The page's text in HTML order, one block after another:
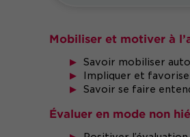
Mobiliser et motiver à
Savoir mobiliser
Impliquer et
Savoir se faire
Évaluer en mode non